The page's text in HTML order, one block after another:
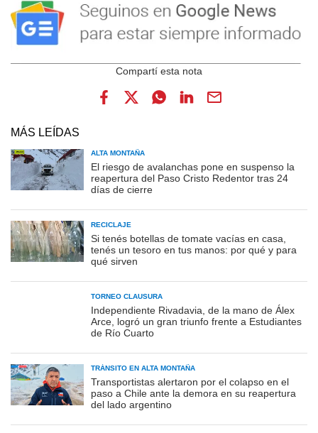
MÁS LEÍDAS
ALTA MONTAÑA
El riesgo de avalanchas pone en suspenso la
reapertura del Paso Cristo Redentor tras 24
días de cierre
RECICLAJE
Si tenés botellas de tomate vacías en casa,
tenés un tesoro en tus manos: por qué y para
qué sirven
TORNEO CLAUSURA
Independiente Rivadavia, de la mano de Álex
Arce, logró un gran triunfo frente a Estudiantes
de Río Cuarto
TRÁNSITO EN ALTA MONTAÑA
Transportistas alertaron por el colapso en el
paso a Chile ante la demora en su reapertura
del lado argentino